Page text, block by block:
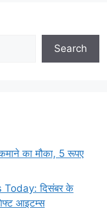
Search
का मौका, 5 रूपए
दिसंबर के
आइटम्स